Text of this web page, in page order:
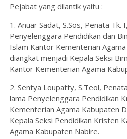
Pejabat yang dilantik yaitu :
1. Anuar Sadat, S.Sos, Penata
Penyelenggara Pendidikan dan
Islam Kantor Kementerian
diangkat menjadi Kepala Seksi
Kantor Kementerian Agama
2. Sentya Loupatty, S.Teol,
lama Penyelenggara Pendidikan
Kementerian Agama Kabupaten
Kepala Seksi Pendidikan Kristen
Agama Kabupaten Nabire.